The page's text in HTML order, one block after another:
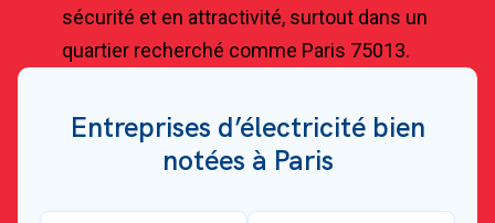
sécurité et en attractivité, surtout dans un
quartier recherché comme Paris 75013.
Entreprises d’électricité bien
notées à Paris